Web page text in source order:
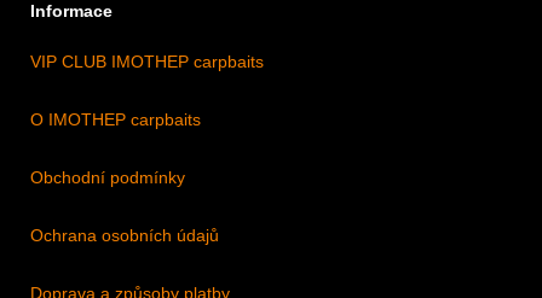
Informace
VIP CLUB IMOTHEP carpbaits
O IMOTHEP carpbaits
Obchodní podmínky
Ochrana osobních údajů
Doprava a způsoby platby